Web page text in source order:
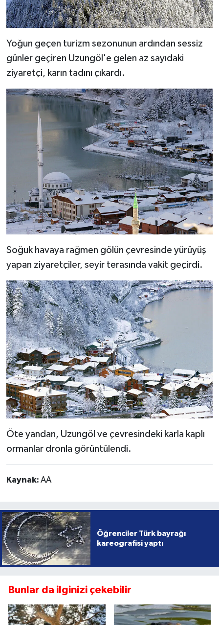
Yoğun geçen turizm sezonunun ardından sessiz
günler geçiren Uzungöl'e gelen az sayıdaki
ziyaretçi, karın tadını çıkardı.
Soğuk havaya rağmen gölün çevresinde yürüyüş
yapan ziyaretçiler, seyir terasında vakit geçirdi.
Öte yandan, Uzungöl ve çevresindeki karla kaplı
ormanlar dronla görüntülendi.
Kaynak: AA
Öğrenciler Türk bayrağı
kareografisi yaptı
Bunlar da ilginizi çekebilir